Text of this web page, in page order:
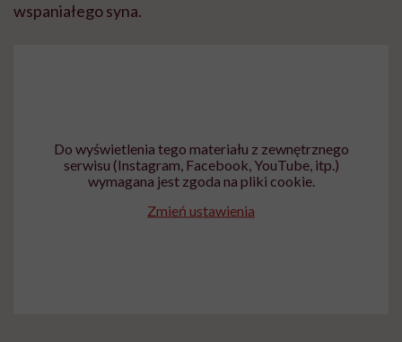
wspaniałego syna.
Do wyświetlenia tego materiału z zewnętrznego
serwisu (Instagram, Facebook, YouTube, itp.)
wymagana jest zgoda na pliki cookie.
Zmień ustawienia